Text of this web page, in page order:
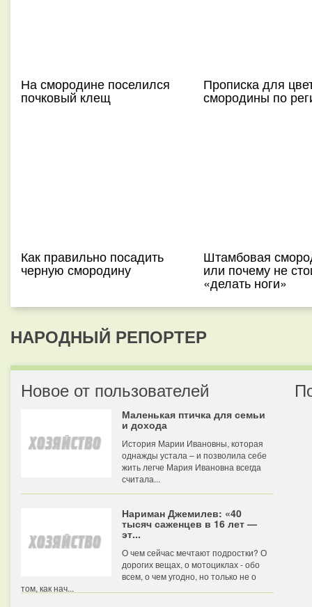
На смородине поселился
почковый клещ
Прописка для
смородины по
Как правильно посадить
черную смородину
Штамбовая
или почему не
«делать ноги»
НАРОДНЫЙ РЕПОРТЕР
Новое от пользователей
Маленькая птичка для семьи
и дохода
История Марии Ивановны, которая
однажды устала – и позволила себе
жить легче Мария Ивановна всегда
считала...
Нариман Джемилев: «40
тысяч саженцев в 16 лет —
эт...
О чем сейчас мечтают подростки? О
дорогих вещах, о мотоциклах - обо
всем, о чем угодно, но только не о
том, как нач...